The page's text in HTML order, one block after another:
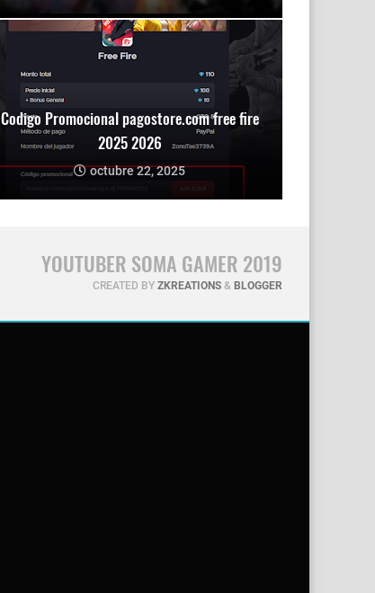
Codigo Promocional pagostore.com free fire
2025 2026
octubre 22, 2025
YOUTUBER SOMA GAMER 2019
CREATED BY ZKREATIONS & BLOGGER